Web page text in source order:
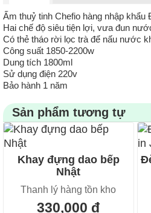
Ấm thuỷ tinh Chefio hàng nhập khẩu
Hai chế độ siêu tiện lợi, vưa đun
Có thẻ tháo rời lọc trà để nấu nước
Công suất 1850-2200w
Dung tích 1800ml
Sử dụng điện 220v
Bảo hành 1 năm
Sản phẩm tương tự
Khay đựng dao bếp
Nhật
Thanh lý hàng tồn kho
330,000 đ